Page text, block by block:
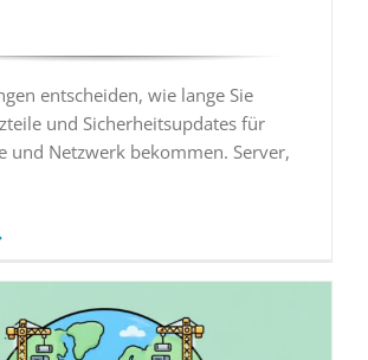
entscheiden, wie lange Sie
und Sicherheitsupdates für
und Netzwerk bekommen. Server,